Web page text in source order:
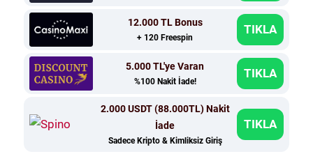
12.000 TL Bonus
+ 120 Freespin
TIKLA
5.000 TL'ye Varan
%100 Nakit İade!
TIKLA
2.000 USDT (88.000TL) Nakit
İade
Sadece Kripto & Kimliksiz Giriş
TIKLA